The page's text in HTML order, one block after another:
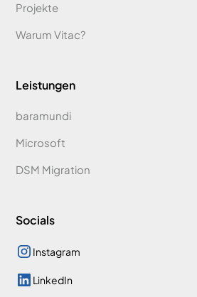
Projekte
Warum Vitac?
Leistungen
baramundi
Microsoft
DSM Migration
Socials
Instagram
LinkedIn